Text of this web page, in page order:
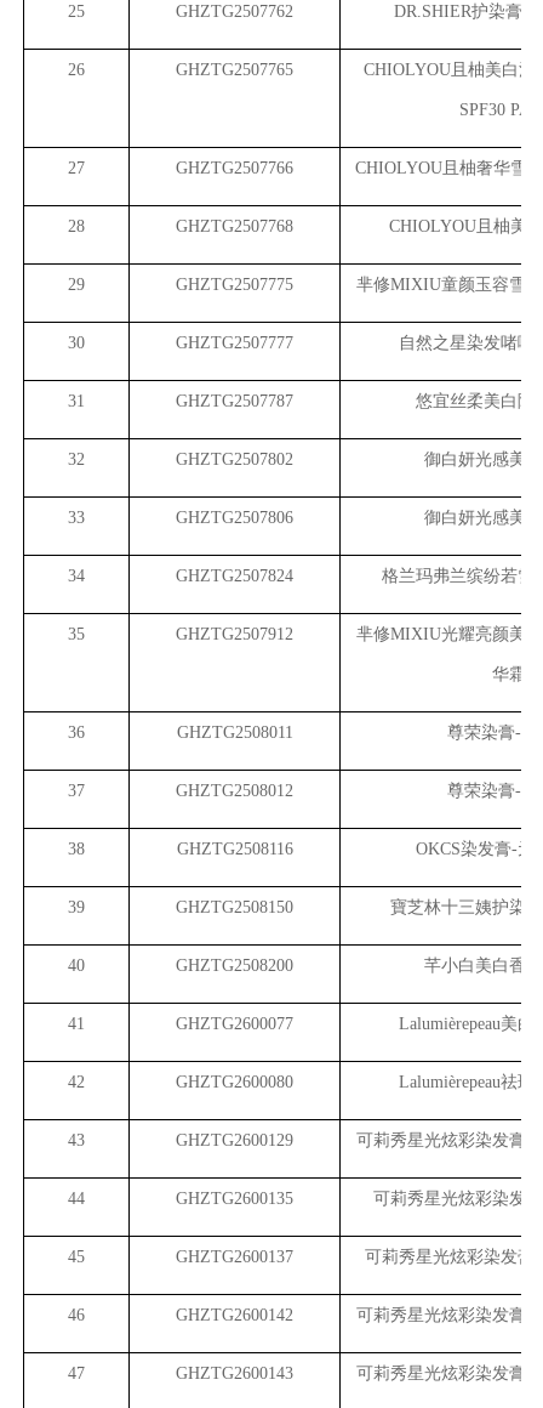
25 GHZTG2507762 DR.SHIER护染膏
26 GHZTG2507765 CHIOLYOU 且柚美白
SPF30
27 GHZTG2507766 CHIOLYOU 且柚奢华雪
28 GHZTG2507768 CHIOLYOU 且柚美
29 GHZTG2507775 芈修MIXIU童颜玉容雪
30 GHZTG2507777 自然之星染发啫喱
31 GHZTG2507787 悠宜丝柔美白隔
32 GHZTG2507802 御白妍光感美
33 GHZTG2507806 御白妍光感美
34 GHZTG2507824 格兰玛弗兰缤纷若雪
35 GHZTG2507912 芈修MIXIU光耀亮颜美
华霜
36 GHZTG2508011 尊荣染膏-黑
37 GHZTG2508012 尊荣染膏-橙
38 GHZTG2508116 OKCS染发膏-元
39 GHZTG2508150 寶芝林十三姨护染
40 GHZTG2508200 芊小白美白香
41 GHZTG2600077 Lalumièrepeau美
42 GHZTG2600080 Lalumièrepeau祛
43 GHZTG2600129 可莉秀星光炫彩染发膏
44 GHZTG2600135 可莉秀星光炫彩染发
45 GHZTG2600137 可莉秀星光炫彩染发膏
46 GHZTG2600142 可莉秀星光炫彩染发膏
47 GHZTG2600143 可莉秀星光炫彩染发膏